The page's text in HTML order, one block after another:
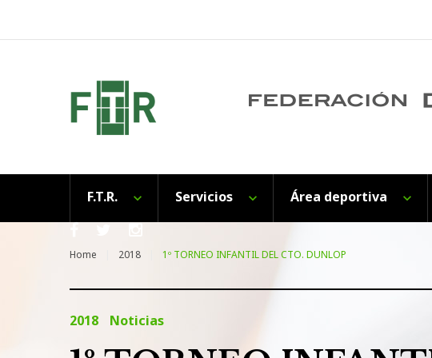
F.T.R. Servicios Área deportiva
Home 2018 1º TORNEO INFANTIL DEL CTO. DUNLOP
2018 Noticias